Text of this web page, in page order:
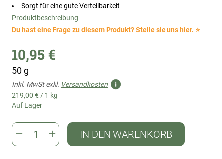
Sorgt für eine gute Verteilbarkeit
Produktbeschreibung
Du hast eine Frage zu diesem Produkt? Stelle sie uns hier. ⭐
10,95 €
50 g
Inkl. MwSt exkl. Versandkosten
219,00 € / 1 kg
Auf Lager
IN DEN WARENKORB